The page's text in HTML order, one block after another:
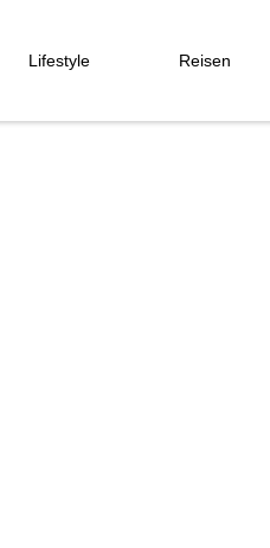
Lifestyle Reisen